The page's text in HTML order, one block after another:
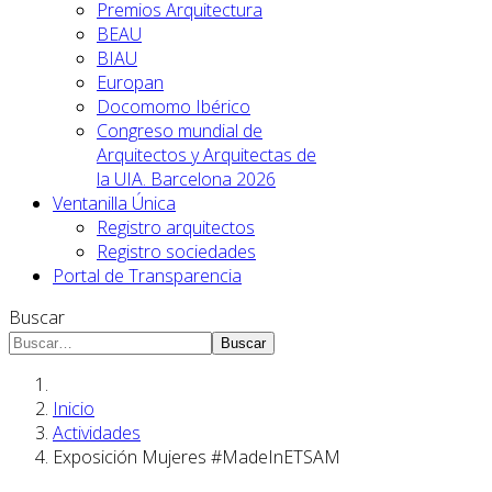
Premios Arquitectura
BEAU
BIAU
Europan
Docomomo Ibérico
Congreso mundial de
Arquitectos y Arquitectas de
la UIA. Barcelona 2026
Ventanilla Única
Registro arquitectos
Registro sociedades
Portal de Transparencia
Buscar
Buscar
Inicio
Actividades
Exposición Mujeres #MadeInETSAM